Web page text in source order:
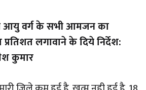
आयु वर्ग के सभी आमजन का
लगावाने के दिये निर्देश:
कुमार